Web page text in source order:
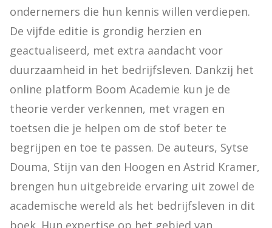
ondernemers die hun kennis willen verdiepen.
De vijfde editie is grondig herzien en
geactualiseerd, met extra aandacht voor
duurzaamheid in het bedrijfsleven. Dankzij het
online platform Boom Academie kun je de
theorie verder verkennen, met vragen en
toetsen die je helpen om de stof beter te
begrijpen en toe te passen. De auteurs, Sytse
Douma, Stijn van den Hoogen en Astrid Kramer,
brengen hun uitgebreide ervaring uit zowel de
academische wereld als het bedrijfsleven in dit
boek. Hun expertise op het gebied van